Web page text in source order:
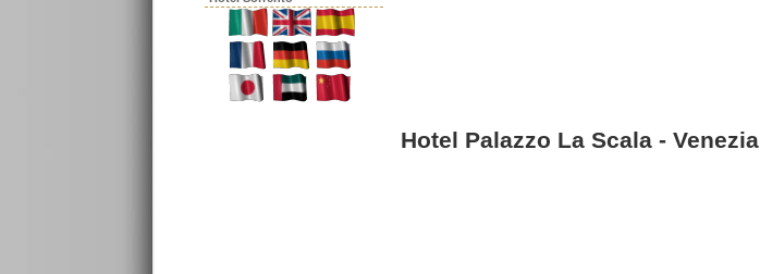
Hotel Palazzo La Scala - Venezia